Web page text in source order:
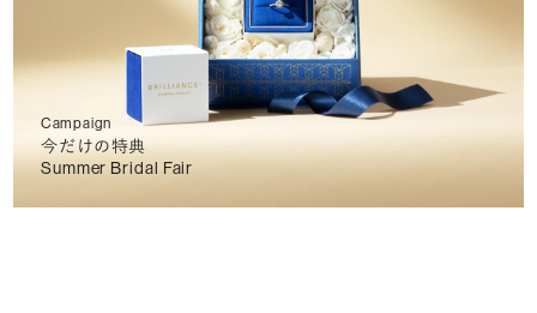
Campaign
今だけの特典
Summer Bridal Fair